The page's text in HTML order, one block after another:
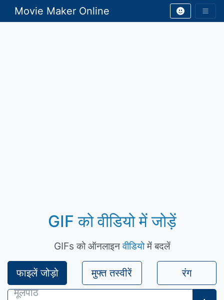
Movie Maker Online
GIF को वीडियो में जोड़ें
GIFs को ऑनलाइनवीडियोमें बदलें
फाइलें जोड़ो मुफ्त तस्वीरें रंग